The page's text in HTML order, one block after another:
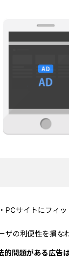
サイトにフィッ
の利便性を損な
問題がある広告